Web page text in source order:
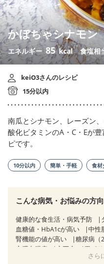
かぼちゃシナモン
エネルギー85 kcal 食塩相
keiO3さんのレシピ
15分以内
南瓜とシナモン、レーズン
酸化ビタミンのA・C・Eが
ピです。
10分以内 簡単・手軽 食材
こんな病気・お悩みの方
健康的な食生活・病気予防
血糖値・HbA1cが高い
中性
腎機能の値が高い
糖尿病（
心臓弁膜症
心不全 胃ポ
慢性膵炎（移行期・寛解期）
さら